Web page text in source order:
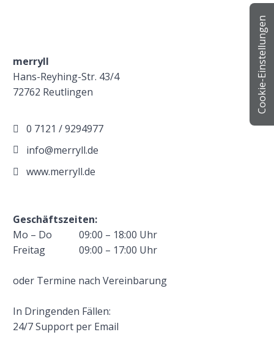
merryll
Hans-Reyhing-Str. 43/4
72762 Reutlingen
0 7121 / 9294977
info@merryll.de
www.merryll.de
Geschäftszeiten:
Mo – Do
09:00 – 18:00 Uhr
Freitag
09:00 – 17:00 Uhr
oder Termine nach Vereinbarung
In Dringenden Fällen:
24/7 Support per Email
Cookie-Einstellungen